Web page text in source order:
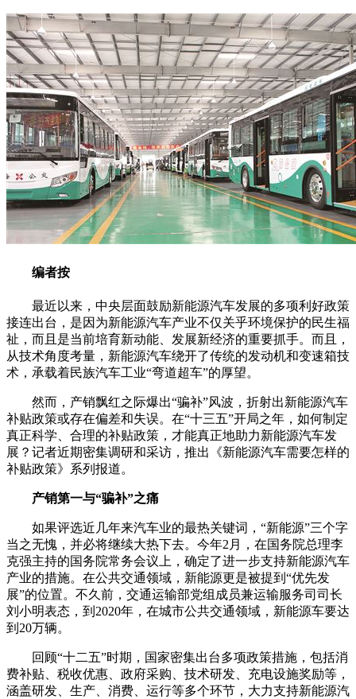
编者按
最近以来，中央层面鼓励新能源汽车发展的多项利好政策
接连出台，是因为新能源汽车产业不仅关乎环境保护的民生福
祉，而且是当前培育新动能、发展新经济的重要抓手。而且，
从技术角度考量，新能源汽车绕开了传统的发动机和变速箱技
术，承载着民族汽车工业“弯道超车”的厚望。
然而，产销飘红之际爆出“骗补”风波，折射出新能源汽车
补贴政策或存在偏差和失误。在“十三五”开局之年，如何制定
真正科学、合理的补贴政策，才能真正地助力新能源汽车发
展？记者近期密集调研和采访，推出《新能源汽车需要怎样的
补贴政策》系列报道。
产销第一与“骗补”之痛
如果评选近几年来汽车业的最热关键词，“新能源”三个字
当之无愧，并必将继续大热下去。今年2月，在国务院总理李
克强主持的国务院常务会议上，确定了进一步支持新能源汽车
产业的措施。在公共交通领域，新能源更是被提到“优先发
展”的位置。不久前，交通运输部党组成员兼运输服务司司长
刘小明表态，到2020年，在城市公共交通领域，新能源车要达
到20万辆。
回顾“十二五”时期，国家密集出台多项政策措施，包括消
费补贴、税收优惠、政府采购、技术研发、充电设施奖励等，
涵盖研发、生产、消费、运行等多个环节，大力支持新能源汽